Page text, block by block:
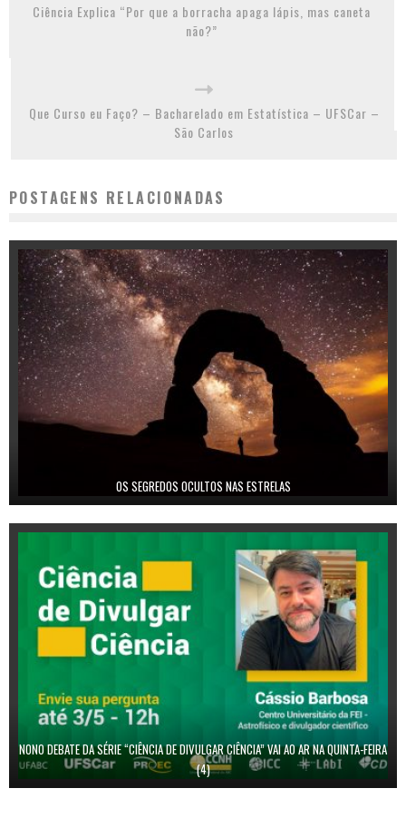
Ciência Explica “Por que a borracha apaga lápis, mas caneta
não?”
Que Curso eu Faço? – Bacharelado em Estatística – UFSCar –
São Carlos
POSTAGENS RELACIONADAS
OS SEGREDOS OCULTOS NAS ESTRELAS
NONO DEBATE DA SÉRIE “CIÊNCIA DE DIVULGAR CIÊNCIA” VAI AO AR NA QUINTA-FEIRA
(4)